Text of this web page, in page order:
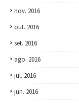
nov. 2016
out. 2016
set. 2016
ago. 2016
jul. 2016
jun. 2016